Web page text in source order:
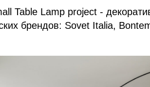
Table Lamp project -
брендов: Sovet Italia,